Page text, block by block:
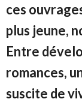
ces
plus jeune,
Entre
romances,
suscite de